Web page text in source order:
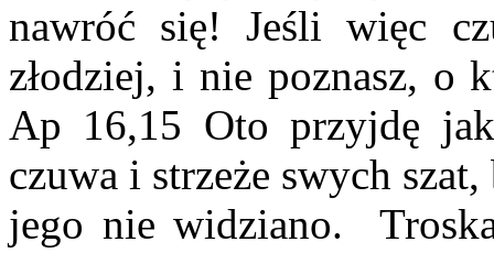
nawróć się! Jeśli więc
złodziej, i nie poznasz, o
Ap 16,15 Oto przyjdę jak
czuwa i strzeże swych
jego nie widziano.